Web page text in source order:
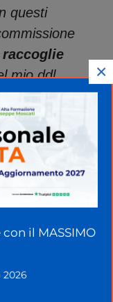
questi
raccoglie
mio ddl
meno
al
in due
le risorse
×
il MASSIMO